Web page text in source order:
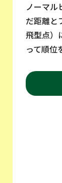
ノーマル
だ距離と
飛型点）
って順位